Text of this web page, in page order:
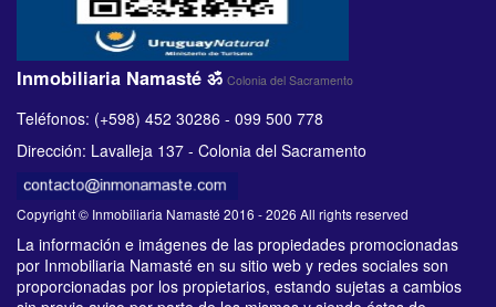
Inmobiliaria Namasté ॐ Colonia del Sacramento
Teléfonos: (+598) 452 30286 - 099 500 778
Dirección: Lavalleja 137 - Colonia del Sacramento
Copyright © Inmobiliaria Namasté 2016 - 2026 All rights reserved
La información e imágenes de las propiedades promocionadas
por Inmobiliaria Namasté en su sitio web y redes sociales son
proporcionadas por los propietarios, estando sujetas a cambios